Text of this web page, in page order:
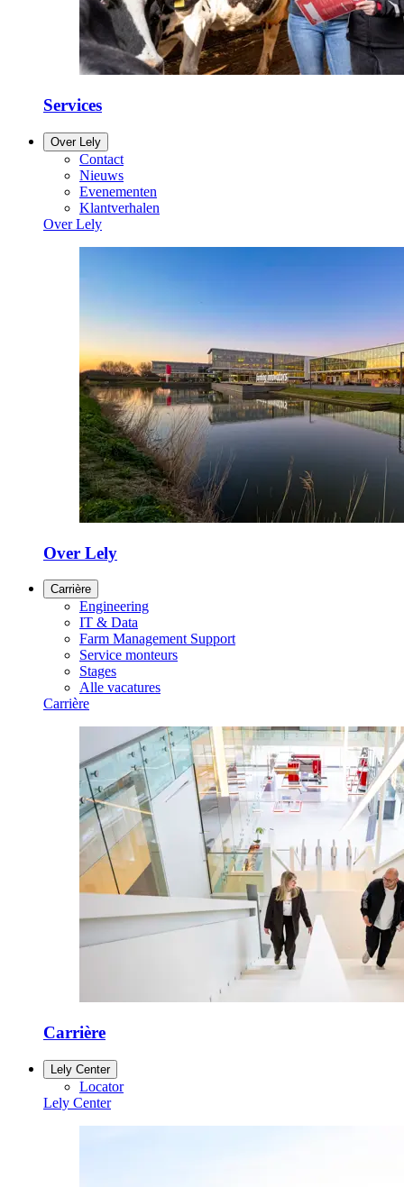
Services
Over Lely
Contact
Nieuws
Evenementen
Klantverhalen
Over Lely
Over Lely
Carrière
Engineering
IT & Data
Farm Management Support
Service monteurs
Stages
Alle vacatures
Carrière
Carrière
Lely Center
Locator
Lely Center